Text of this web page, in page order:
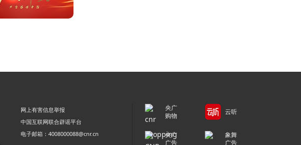
网上有害信息举报
中国互联网联合辟谣平台
电子邮箱：4008000088@cnr.cn
央广
购物
云听
央广
广告
象舞
广告